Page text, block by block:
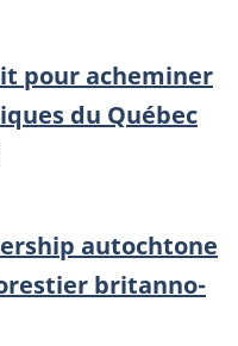
pour acheminer
du Québec
autochtone
britanno-